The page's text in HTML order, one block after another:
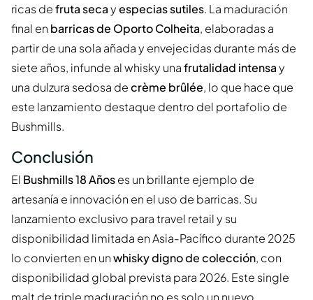
ricas defruta secayespecias sutiles. La maduración
final en barricas de Oporto Colheita, elaboradas a
partir de una sola añada y envejecidas durante más de
siete años, infunde al whisky unafrutalidad intensay
una dulzura sedosa decrème brûlée, lo que hace que
este lanzamiento destaque dentro del portafolio de
Bushmills.
Conclusión
El Bushmills 18 Añoses un brillante ejemplo de
artesanía e innovación en el uso de barricas. Su
lanzamiento exclusivo para travel retail y su
disponibilidad limitada en Asia-Pacífico durante 2025
lo convierten en unwhisky digno de colección, con
disponibilidad global prevista para 2026. Este single
malt de triple maduración no es solo un nuevo